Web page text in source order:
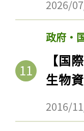
2026/
政府・
【国
生物
2016/